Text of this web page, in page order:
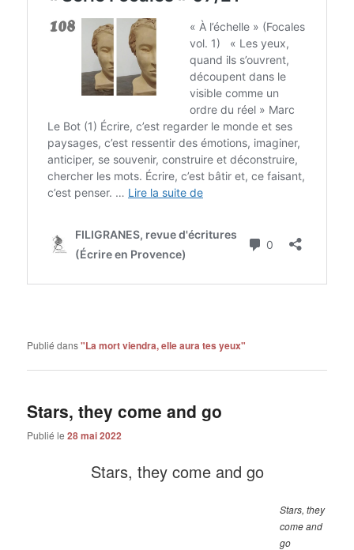
Publié dans"La mort viendra, elle aura tes yeux"
Stars, they come and go
Publié le28 mai 2022
Stars, they come and go
Stars, they
come and
go